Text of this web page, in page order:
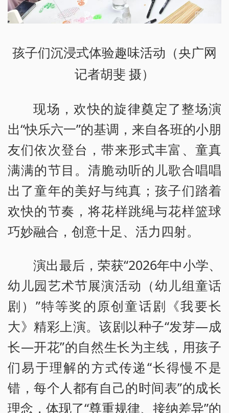
孩子们沉浸式体验趣味活动（央广网
记者胡斐 摄）
现场，欢快的旋律奠定了整场演
出“快乐六一”的基调，来自各班的小朋
友们依次登台，带来形式丰富、童真
满满的节目。清脆动听的儿歌合唱唱
出了童年的美好与纯真；孩子们踏着
欢快的节奏，将花样跳绳与花样篮球
巧妙融合，创意十足、活力四射。
演出最后，荣获“2026年中小学、
幼儿园艺术节展演活动（幼儿组童话
剧）”特等奖的原创童话剧《我要长
大》精彩上演。该剧以种子“发芽—成
长—开花”的自然生长为主线，用孩子
们易于理解的方式传递“长得慢不是
错，每个人都有自己的时间表”的成长
理念，体现了“尊重规律、接纳差异”的